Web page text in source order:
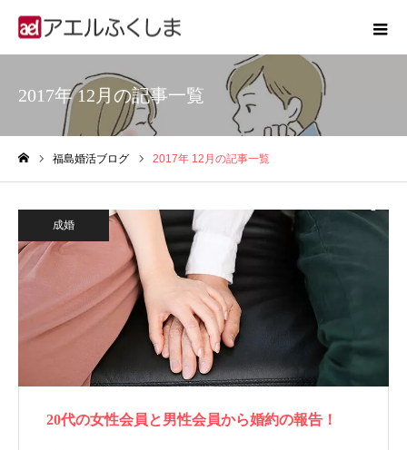
2017年 12月の記事一覧
福島婚活ブログ 2017年 12月の記事一覧
成婚
20代の女性会員と男性会員から婚約の報告！